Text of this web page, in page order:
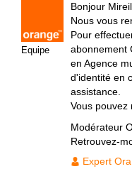
Equipe
Bonjour
Nous vous
Pour
abonnement
en Agence
d'identité en
assistance.
Vous pouvez
Modérateur
Retrouvez-
Expert